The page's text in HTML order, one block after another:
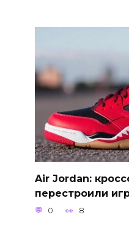
Air Jordan:
перестроили
0 8